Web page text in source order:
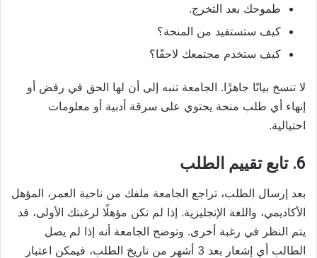
طموحك بعد التخرج.
كيف ستستفيد من المنحة؟
كيف ستخدم مجتمعك لاحقًا؟
لا تنسخ بيانًا جاهزًا. الجامعة تنبه إلى أن لها الحق في رفض أو
إنهاء أي طلب منحة يحتوي على سرقة أدبية أو معلومات
احتيالية.
6. تابع تقييم الطلب
بعد إرسال الطلب، تراجع الجامعة ملفك من ناحية العمر، المؤهل
الأكاديمي، واللغة الإنجليزية. إذا لم تكن مؤهلًا لرغبتك الأولى، قد
يتم النظر في رغبة أخرى. وتوضح الجامعة أنه إذا لم يصل
الطالب أي إشعار بعد 3 أشهر من تاريخ الطلب، فيمكن اعتبار